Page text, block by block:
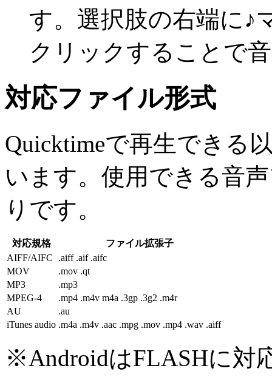
す。選択肢の右端に♪
クリックすることで
対応ファイル形式
Quicktimeで再生できる
います。使用できる音
りです。
対応規格
ファイル拡張子
AIFF/AIFC
.aiff .aif .aifc
MOV
.mov .qt
MP3
.mp3
MPEG-4
.mp4 .m4v m4a .3gp .3g2 .m4r
AU
.au
iTunes audio .m4a .m4v .aac .mpg .mov .mp4 .wav .aiff
※AndroidはFLASHに対